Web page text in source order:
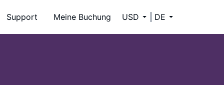
Support Meine Buchung USD DE